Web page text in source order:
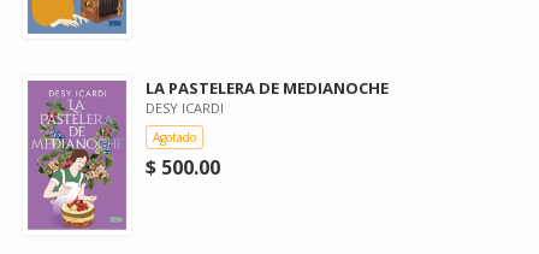
LA PASTELERA DE MEDIANOCHE
DESY ICARDI
Agotado
$ 500.00